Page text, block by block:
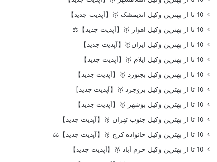
10 تا از بهترین وکیل اندیمشک 🥇【آپدیت جدید】
10 تا از بهترین وکیل اهواز 🥇【آپدیت جدید】⚖️
10 تا از بهترین وکیل ایران🥇【آپدیت جدید】
10 تا از بهترین وکیل ایلام 🥇【آپدیت جدید】
10 تا از بهترین وکیل بجنورد 🥇【آپدیت جدید】
10 تا از بهترین وکیل بروجرد 🥇【آپدیت جدید】
10 تا از بهترین وکیل بوشهر 🥇【آپدیت جدید】
10 تا از بهترین وکیل جنوب تهران 🥇【آپدیت جدید】
10 تا از بهترین وکیل خانواده کرج 🥇【آپدیت جدید】⚖️
10 تا از بهترین وکیل خرم آباد 🥇【آپدیت جدید】